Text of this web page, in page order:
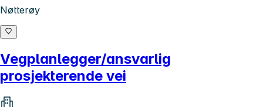
Nøtterøy
Vegplanlegger/ansvarlig
prosjekterende vei